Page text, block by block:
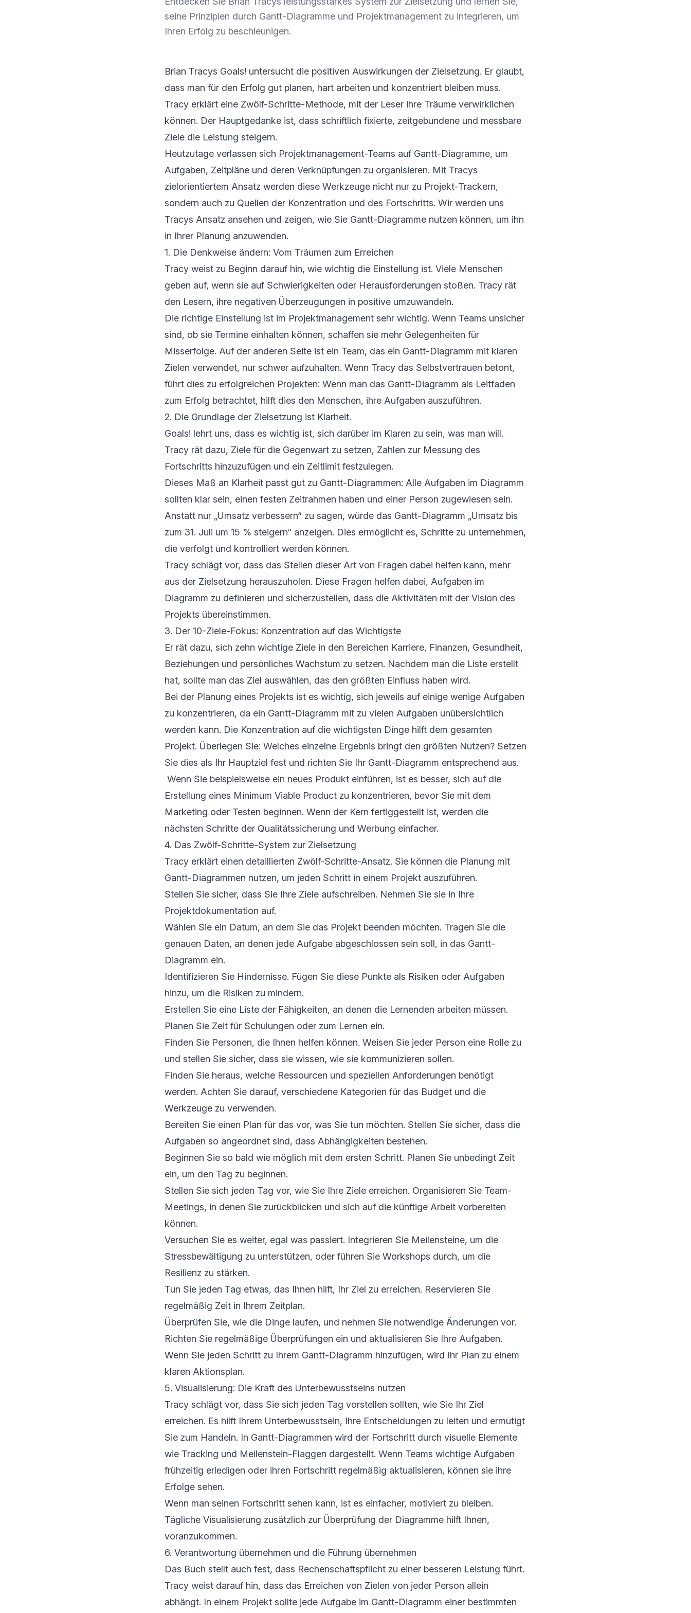
seine Prinzipien durch Gantt-Diagramme und Projektmanagement zu integrieren, um
Ihren Erfolg zu beschleunigen.
Brian Tracys Goals! untersucht die positiven Auswirkungen der Zielsetzung. Er glaubt,
dass man für den Erfolg gut planen, hart arbeiten und konzentriert bleiben muss.
Tracy erklärt eine Zwölf-Schritte-Methode, mit der Leser ihre Träume verwirklichen
können. Der Hauptgedanke ist, dass schriftlich fixierte, zeitgebundene und messbare
Ziele die Leistung steigern.
Heutzutage verlassen sich Projektmanagement-Teams auf Gantt-Diagramme, um
Aufgaben, Zeitpläne und deren Verknüpfungen zu organisieren. Mit Tracys
zielorientiertem Ansatz werden diese Werkzeuge nicht nur zu Projekt-Trackern,
sondern auch zu Quellen der Konzentration und des Fortschritts. Wir werden uns
Tracys Ansatz ansehen und zeigen, wie Sie Gantt-Diagramme nutzen können, um ihn
in Ihrer Planung anzuwenden.
1. Die Denkweise ändern: Vom Träumen zum Erreichen
Tracy weist zu Beginn darauf hin, wie wichtig die Einstellung ist. Viele Menschen
geben auf, wenn sie auf Schwierigkeiten oder Herausforderungen stoßen. Tracy rät
den Lesern, ihre negativen Überzeugungen in positive umzuwandeln.
Die richtige Einstellung ist im Projektmanagement sehr wichtig. Wenn Teams unsicher
sind, ob sie Termine einhalten können, schaffen sie mehr Gelegenheiten für
Misserfolge. Auf der anderen Seite ist ein Team, das ein Gantt-Diagramm mit klaren
Zielen verwendet, nur schwer aufzuhalten. Wenn Tracy das Selbstvertrauen betont,
führt dies zu erfolgreichen Projekten: Wenn man das Gantt-Diagramm als Leitfaden
zum Erfolg betrachtet, hilft dies den Menschen, ihre Aufgaben auszuführen.
2. Die Grundlage der Zielsetzung ist Klarheit.
Goals! lehrt uns, dass es wichtig ist, sich darüber im Klaren zu sein, was man will.
Tracy rät dazu, Ziele für die Gegenwart zu setzen, Zahlen zur Messung des
Fortschritts hinzuzufügen und ein Zeitlimit festzulegen.
Dieses Maß an Klarheit passt gut zu Gantt-Diagrammen: Alle Aufgaben im Diagramm
sollten klar sein, einen festen Zeitrahmen haben und einer Person zugewiesen sein.
Anstatt nur „Umsatz verbessern“ zu sagen, würde das Gantt-Diagramm „Umsatz bis
zum 31. Juli um 15 % steigern“ anzeigen. Dies ermöglicht es, Schritte zu unternehmen,
die verfolgt und kontrolliert werden können.
Tracy schlägt vor, dass das Stellen dieser Art von Fragen dabei helfen kann, mehr
aus der Zielsetzung herauszuholen. Diese Fragen helfen dabei, Aufgaben im
Diagramm zu definieren und sicherzustellen, dass die Aktivitäten mit der Vision des
Projekts übereinstimmen.
3. Der 10-Ziele-Fokus: Konzentration auf das Wichtigste
Er rät dazu, sich zehn wichtige Ziele in den Bereichen Karriere, Finanzen, Gesundheit,
Beziehungen und persönliches Wachstum zu setzen. Nachdem man die Liste erstellt
hat, sollte man das Ziel auswählen, das den größten Einfluss haben wird.
Bei der Planung eines Projekts ist es wichtig, sich jeweils auf einige wenige Aufgaben
zu konzentrieren, da ein Gantt-Diagramm mit zu vielen Aufgaben unübersichtlich
werden kann. Die Konzentration auf die wichtigsten Dinge hilft dem gesamten
Projekt. Überlegen Sie: Welches einzelne Ergebnis bringt den größten Nutzen? Setzen
Sie dies als Ihr Hauptziel fest und richten Sie Ihr Gantt-Diagramm entsprechend aus.
Wenn Sie beispielsweise ein neues Produkt einführen, ist es besser, sich auf die
Erstellung eines Minimum Viable Product zu konzentrieren, bevor Sie mit dem
Marketing oder Testen beginnen. Wenn der Kern fertiggestellt ist, werden die
nächsten Schritte der Qualitätssicherung und Werbung einfacher.
4. Das Zwölf-Schritte-System zur Zielsetzung
Tracy erklärt einen detaillierten Zwölf-Schritte-Ansatz. Sie können die Planung mit
Gantt-Diagrammen nutzen, um jeden Schritt in einem Projekt auszuführen.
Stellen Sie sicher, dass Sie Ihre Ziele aufschreiben. Nehmen Sie sie in Ihre
Projektdokumentation auf.
Wählen Sie ein Datum, an dem Sie das Projekt beenden möchten. Tragen Sie die
genauen Daten, an denen jede Aufgabe abgeschlossen sein soll, in das Gantt-
Diagramm ein.
Identifizieren Sie Hindernisse. Fügen Sie diese Punkte als Risiken oder Aufgaben
hinzu, um die Risiken zu mindern.
Erstellen Sie eine Liste der Fähigkeiten, an denen die Lernenden arbeiten müssen.
Planen Sie Zeit für Schulungen oder zum Lernen ein.
Finden Sie Personen, die Ihnen helfen können. Weisen Sie jeder Person eine Rolle zu
und stellen Sie sicher, dass sie wissen, wie sie kommunizieren sollen.
Finden Sie heraus, welche Ressourcen und speziellen Anforderungen benötigt
werden. Achten Sie darauf, verschiedene Kategorien für das Budget und die
Werkzeuge zu verwenden.
Bereiten Sie einen Plan für das vor, was Sie tun möchten. Stellen Sie sicher, dass die
Aufgaben so angeordnet sind, dass Abhängigkeiten bestehen.
Beginnen Sie so bald wie möglich mit dem ersten Schritt. Planen Sie unbedingt Zeit
ein, um den Tag zu beginnen.
Stellen Sie sich jeden Tag vor, wie Sie Ihre Ziele erreichen. Organisieren Sie Team-
Meetings, in denen Sie zurückblicken und sich auf die künftige Arbeit vorbereiten
können.
Versuchen Sie es weiter, egal was passiert. Integrieren Sie Meilensteine, um die
Stressbewältigung zu unterstützen, oder führen Sie Workshops durch, um die
Resilienz zu stärken.
Tun Sie jeden Tag etwas, das Ihnen hilft, Ihr Ziel zu erreichen. Reservieren Sie
regelmäßig Zeit in Ihrem Zeitplan.
Überprüfen Sie, wie die Dinge laufen, und nehmen Sie notwendige Änderungen vor.
Richten Sie regelmäßige Überprüfungen ein und aktualisieren Sie Ihre Aufgaben.
Wenn Sie jeden Schritt zu Ihrem Gantt-Diagramm hinzufügen, wird Ihr Plan zu einem
klaren Aktionsplan.
5. Visualisierung: Die Kraft des Unterbewusstseins nutzen
Tracy schlägt vor, dass Sie sich jeden Tag vorstellen sollten, wie Sie Ihr Ziel
erreichen. Es hilft Ihrem Unterbewusstsein, Ihre Entscheidungen zu leiten und ermutigt
Sie zum Handeln. In Gantt-Diagrammen wird der Fortschritt durch visuelle Elemente
wie Tracking und Meilenstein-Flaggen dargestellt. Wenn Teams wichtige Aufgaben
frühzeitig erledigen oder ihren Fortschritt regelmäßig aktualisieren, können sie ihre
Erfolge sehen.
Wenn man seinen Fortschritt sehen kann, ist es einfacher, motiviert zu bleiben.
Tägliche Visualisierung zusätzlich zur Überprüfung der Diagramme hilft Ihnen,
voranzukommen.
6. Verantwortung übernehmen und die Führung übernehmen
Das Buch stellt auch fest, dass Rechenschaftspflicht zu einer besseren Leistung führt.
Tracy weist darauf hin, dass das Erreichen von Zielen von jeder Person allein
abhängt. In einem Projekt sollte jede Aufgabe im Gantt-Diagramm einer bestimmten